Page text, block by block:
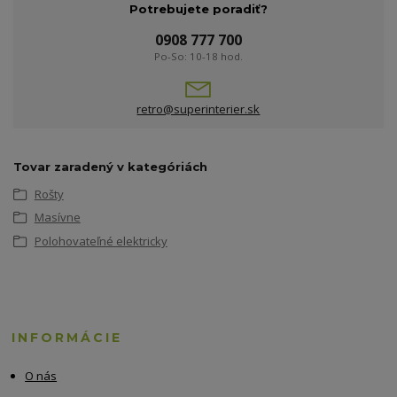
Potrebujete poradiť?
0908 777 700
Po-So: 10-18 hod.
retro@superinterier.sk
Tovar zaradený v kategóriách
Rošty
Masívne
Polohovateľné elektricky
INFORMÁCIE
O nás